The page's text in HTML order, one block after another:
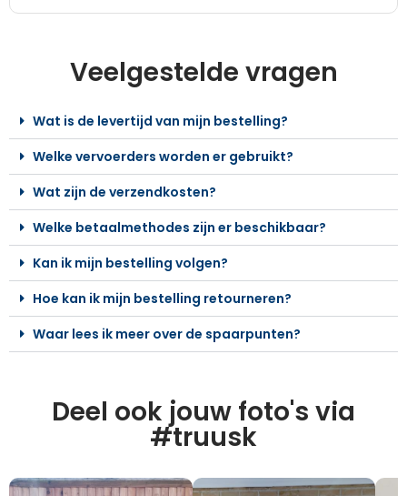
Veelgestelde vragen
Wat is de levertijd van mijn bestelling?
Welke vervoerders worden er gebruikt?
Wat zijn de verzendkosten?
Welke betaalmethodes zijn er beschikbaar?
Kan ik mijn bestelling volgen?
Hoe kan ik mijn bestelling retourneren?
Waar lees ik meer over de spaarpunten?
Deel ook jouw foto's via
#truusk